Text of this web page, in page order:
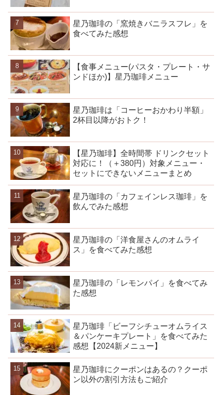
星乃珈琲の「窯焼きバニラスフレ」を
食べてみた感想
【食事メニュー(パスタ・プレート・サ
ンドほか)】星乃珈琲メニュー
星乃珈琲は「コーヒーおかわり半額」
2杯目以降がおトク！
【星乃珈琲】全時間帯 ドリンクセット
対応に！（＋380円）対象メニュー・
セットにできないメニューまとめ
星乃珈琲の「カフェインレス珈琲」を
飲んでみた感想
星乃珈琲の「洋食屋さんのオムライ
ス」を食べてみた感想
星乃珈琲の「レモンパイ」を食べてみ
た感想
星乃珈琲「ビーフシチューオムライス
＆パンケーキプレート」を食べてみた
感想【2024新メニュー】
星乃珈琲にクーポンはあるの？クーポ
ン以外の割引方法もご紹介